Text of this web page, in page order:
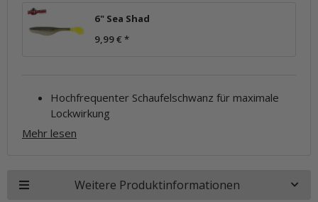
6" Sea Shad
9,99 € *
Hochfrequenter Schaufelschwanz für maximale
Lockwirkung
Mehr lesen
Weitere Produktinformationen